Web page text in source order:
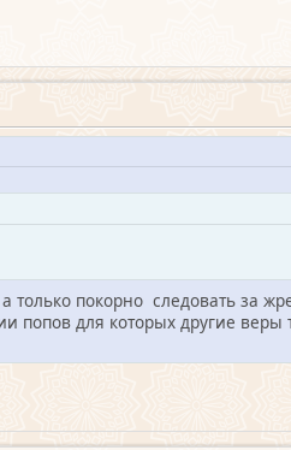
только покорно следовать за
попов для которых другие веры